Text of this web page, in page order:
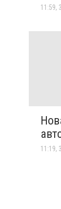
11:59,
11:19,